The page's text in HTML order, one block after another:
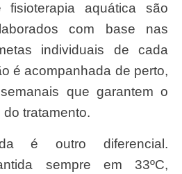
com base nas
individuais de cada
é acompanhada de perto,
que garantem o
tratamento.
sempre em 33ºC,